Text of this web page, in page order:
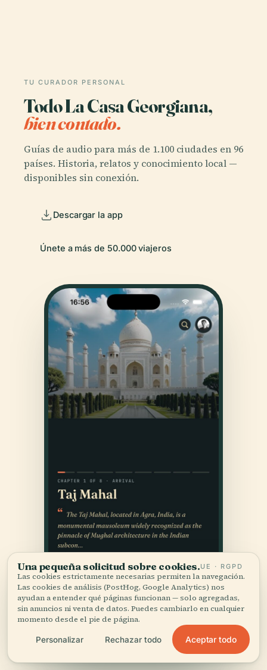
TU CURADOR PERSONAL
Todo La Casa Georgiana,
bien contado.
Guías de audio para más de 1.100 ciudades en 96
países. Historia, relatos y conocimiento local —
disponibles sin conexión.
Descargar la app
Únete a más de 50.000 viajeros
Una pequeña solicitud sobre cookies.UE · RGPD
Las cookies estrictamente necesarias permiten la navegación.
Las cookies de análisis (PostHog, Google Analytics) nos
ayudan a entender qué páginas funcionan — solo agregadas,
sin anuncios ni venta de datos. Puedes cambiarlo en cualquier
momento desde el pie de página.
Personalizar Rechazar todo Aceptar todo